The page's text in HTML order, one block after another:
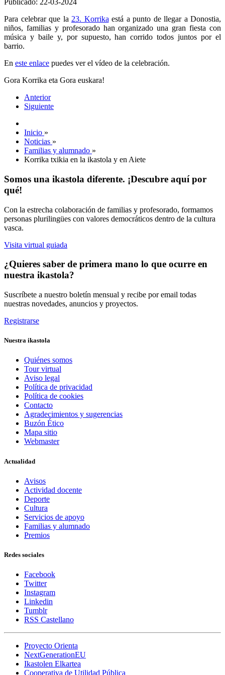
Publicado: 22-03-2024
Para celebrar que la 23. Korrika está a punto de llegar a Donostia,
niños, familias y profesorado han organizado una gran fiesta con
música y baile y, por supuesto, han corrido todos juntos por el
barrio.
En este enlace puedes ver el vídeo de la celebración.
Gora Korrika eta Gora euskara!
Anterior
Siguiente
Inicio »
Noticias »
Familias y alumnado »
Korrika txikia en la ikastola y en Aiete
Somos una ikastola diferente. ¡Descubre aquí por
qué!
Con la estrecha colaboración de familias y profesorado, formamos
personas plurilingües con valores democráticos dentro de la cultura
vasca.
Visita virtual guiada
¿Quieres saber de primera mano lo que ocurre en
nuestra ikastola?
Suscríbete a nuestro boletín mensual y recibe por email todas
nuestras novedades, anuncios y proyectos.
Registrarse
Nuestra ikastola
Quiénes somos
Tour virtual
Aviso legal
Política de privacidad
Política de cookies
Contacto
Agradecimientos y sugerencias
Buzón Ético
Mapa sitio
Webmaster
Actualidad
Avisos
Actividad docente
Deporte
Cultura
Servicios de apoyo
Familias y alumnado
Premios
Redes sociales
Facebook
Twitter
Instagram
Linkedin
Tumblr
RSS Castellano
Proyecto Orienta
NextGenerationEU
Ikastolen Elkartea
Cooperativa de Utilidad Pública